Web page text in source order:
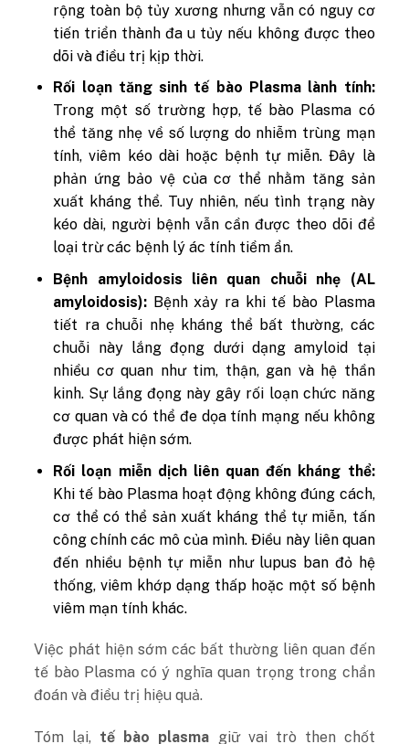
rộng toàn bộ tủy xương nhưng vẫn có nguy cơ
tiến triển thành đa u tủy nếu không được theo
dõi và điều trị kịp thời.
Rối loạn tăng sinh tế bào Plasma lành tính:
Trong một số trường hợp, tế bào Plasma có
thể tăng nhẹ về số lượng do nhiễm trùng mạn
tính, viêm kéo dài hoặc bệnh tự miễn. Đây là
phản ứng bảo vệ của cơ thể nhằm tăng sản
xuất kháng thể. Tuy nhiên, nếu tình trạng này
kéo dài, người bệnh vẫn cần được theo dõi để
loại trừ các bệnh lý ác tính tiềm ẩn.
Bệnh amyloidosis liên quan chuỗi nhẹ (AL
amyloidosis): Bệnh xảy ra khi tế bào Plasma
tiết ra chuỗi nhẹ kháng thể bất thường, các
chuỗi này lắng đọng dưới dạng amyloid tại
nhiều cơ quan như tim, thận, gan và hệ thần
kinh. Sự lắng đọng này gây rối loạn chức năng
cơ quan và có thể đe dọa tính mạng nếu không
được phát hiện sớm.
Rối loạn miễn dịch liên quan đến kháng thể:
Khi tế bào Plasma hoạt động không đúng cách,
cơ thể có thể sản xuất kháng thể tự miễn, tấn
công chính các mô của mình. Điều này liên quan
đến nhiều bệnh tự miễn như lupus ban đỏ hệ
thống, viêm khớp dạng thấp hoặc một số bệnh
viêm mạn tính khác.
Việc phát hiện sớm các bất thường liên quan đến
tế bào Plasma có ý nghĩa quan trọng trong chẩn
đoán và điều trị hiệu quả.
Tóm lại, tế bào plasma giữ vai trò then chốt